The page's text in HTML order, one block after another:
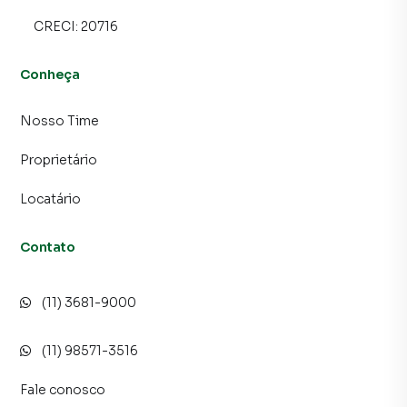
CRECI: 20716
Conheça
Nosso Time
Proprietário
Locatário
Contato
(11) 3681-9000
(11) 98571-3516
Fale conosco